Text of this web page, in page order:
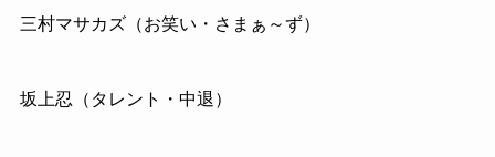
三村マサカズ（お笑い・さまぁ～ず）
坂上忍（タレント・中退）